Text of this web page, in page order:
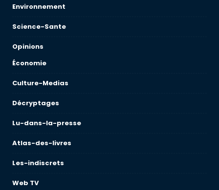
Environnement
Science-Sante
Opinions
Économie
Culture-Medias
Décryptages
Lu-dans-la-presse
Atlas-des-livres
Les-indiscrets
Web TV